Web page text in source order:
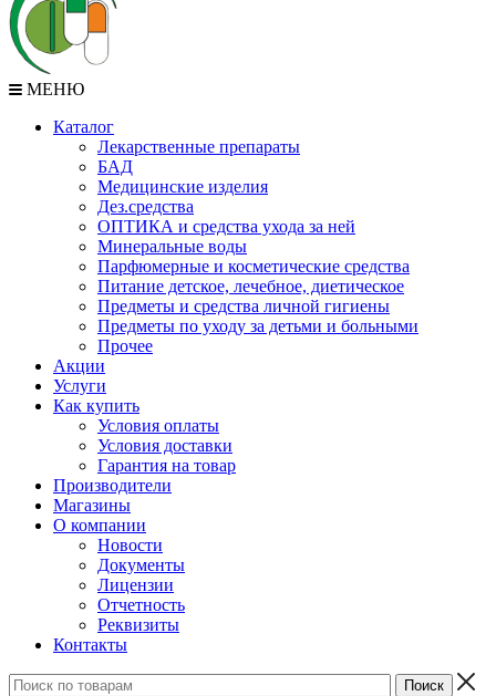
МЕНЮ
Каталог
Лекарственные препараты
БАД
Медицинские изделия
Дез.средства
ОПТИКА и средства ухода за ней
Минеральные воды
Парфюмерные и косметические средства
Питание детское, лечебное, диетическое
Предметы и средства личной гигиены
Предметы по уходу за детьми и больными
Прочее
Акции
Услуги
Как купить
Условия оплаты
Условия доставки
Гарантия на товар
Производители
Магазины
О компании
Новости
Документы
Лицензии
Отчетность
Реквизиты
Контакты